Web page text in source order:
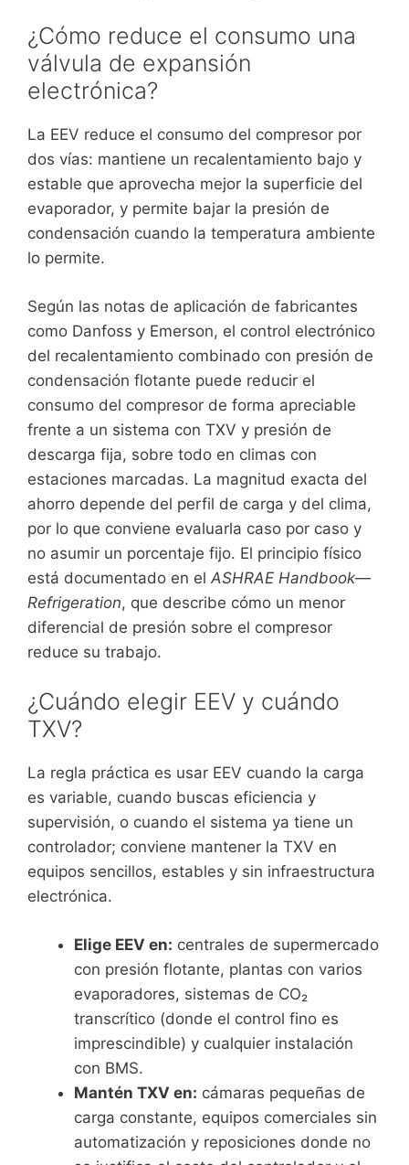
¿Cómo reduce el consumo una
válvula de expansión
electrónica?
La EEV reduce el consumo del compresor por
dos vías: mantiene un recalentamiento bajo y
estable que aprovecha mejor la superficie del
evaporador, y permite bajar la presión de
condensación cuando la temperatura ambiente
lo permite.
Según las notas de aplicación de fabricantes
como Danfoss y Emerson, el control electrónico
del recalentamiento combinado con presión de
condensación flotante puede reducir el
consumo del compresor de forma apreciable
frente a un sistema con TXV y presión de
descarga fija, sobre todo en climas con
estaciones marcadas. La magnitud exacta del
ahorro depende del perfil de carga y del clima,
por lo que conviene evaluarla caso por caso y
no asumir un porcentaje fijo. El principio físico
está documentado en el ASHRAE Handbook—
Refrigeration, que describe cómo un menor
diferencial de presión sobre el compresor
reduce su trabajo.
¿Cuándo elegir EEV y cuándo
TXV?
La regla práctica es usar EEV cuando la carga
es variable, cuando buscas eficiencia y
supervisión, o cuando el sistema ya tiene un
controlador; conviene mantener la TXV en
equipos sencillos, estables y sin infraestructura
electrónica.
Elige EEV en: centrales de supermercado
con presión flotante, plantas con varios
evaporadores, sistemas de CO₂
transcrítico (donde el control fino es
imprescindible) y cualquier instalación
con BMS.
Mantén TXV en: cámaras pequeñas de
carga constante, equipos comerciales sin
automatización y reposiciones donde no